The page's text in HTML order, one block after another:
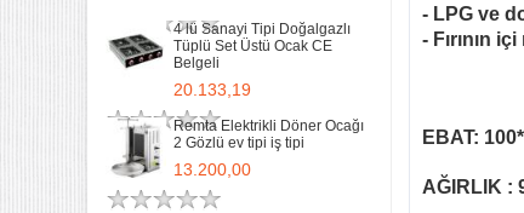
4 lü Sanayi Tipi Doğalgazlı
Tüplü Set Üstü Ocak CE
Belgeli
20.133,19
Remta Elektrikli Döner Ocağı
2 Gözlü ev tipi iş tipi
13.200,00
- LPG ve
- Fırının
EBAT:
AĞIRLIK :